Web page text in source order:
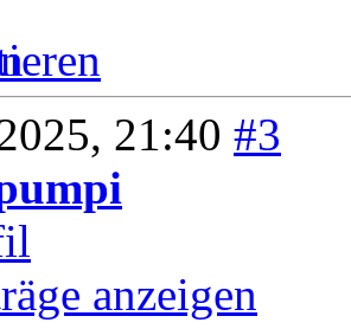
21:40 #3
anzeigen